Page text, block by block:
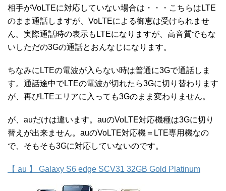
相手がVoLTEに対応していない場合は・・・こちらはLTE
のまま通話しますが、VoLTEによる御恵は受けられませ
ん。実際通話時の表示もLTEになりますが、高音質でもな
いしただの3Gの通話とおんなじになります。
ちなみにLTEの電波が入らない時は普通に3Gで通話しま
す。通話途中でLTEの電波が切れたら3Gに切り替わります
が、再びLTEエリアに入っても3Gのまま変わりません。
が、auだけは違います。auのVoLTE対応機種は3Gに切り
替えが出来ません。auのVoLTE対応機＝LTE専用機なの
で、そもそも3Gに対応していないのです。
【 au 】 Galaxy S6 edge SCV31 32GB Gold Platinum